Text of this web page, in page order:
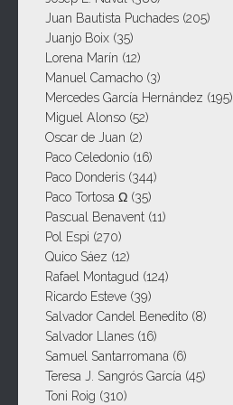
Juan Bautista Puchades (205)
Juanjo Boix (35)
Lorena Marín (12)
Manuel Camacho (3)
Mercedes García Hernández (195)
Miguel Alonso (52)
Oscar de Juan (2)
Paco Celedonio (16)
Paco Donderis (344)
Paco Tortosa Ω (35)
Pascual Benavent (11)
Pol Espi (270)
Quico Sáez (12)
Rafael Montagud (124)
Ricardo Esteve (39)
Salvador Candel Benedito (8)
Salvador Llanes (16)
Samuel Santarromana (6)
Teresa J. Sangrós García (45)
Toni Roig (310)